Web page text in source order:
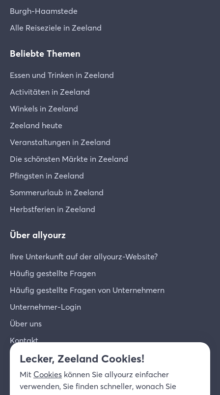
Burgh-Haamstede
Alle Reiseziele in Zeeland
Beliebte Themen
Essen und Trinken in Zeeland
Activitäten in Zeeland
Winkels in Zeeland
Zeeland heute
Veranstaltungen in Zeeland
Die schönsten Märkte in Zeeland
Pfingsten in Zeeland
Sommerurlaub in Zeeland
Herbstferien in Zeeland
Über allyourz
Ihre Unterkunft auf der allyourz-Website?
Häufig gestellte Fragen
Häufig gestellte Fragen von Unternehmern
Unternehmer-Login
Über uns
Kontakt
© 2026 allyourz b.v.
Datenschutzrichtlinie
Cookies
Haftungsausschluss
Lecker, Zeeland Cookies!
Mit Cookies können Sie allyourz einfacher
verwenden, Sie finden schneller, wonach Sie